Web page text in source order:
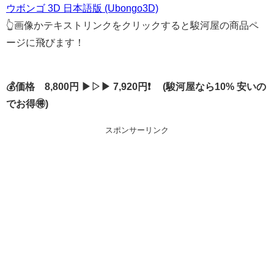
ウボンゴ 3D 日本語版 (Ubongo3D)
👆画像かテキストリンクをクリックすると駿河屋の商品ペ
ージに飛びます！
💰価格 8,800円 ▶▷▶ 7,920円❗ (駿河屋なら10% 安いの
でお得🉐)
スポンサーリンク